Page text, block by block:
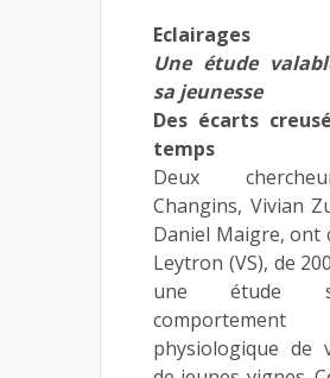
Eclairages
Une étude
sa jeunesse
Des écarts
temps
Deux
Changins, Vivian
Daniel Maigre, ont
Leytron (VS), de
une étude
comportement
physiologique de